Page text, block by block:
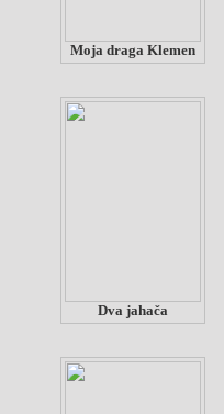
Moja draga Klemen
Dva jahača